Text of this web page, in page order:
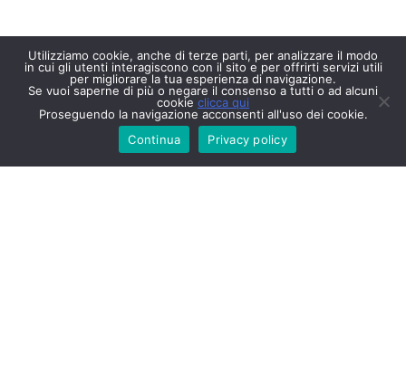
VALORI NUTRIZIONALI
(Valori medi per 100 ML)
207 kJ - 49 kcal
Utilizziamo cookie, anche di terze parti, per analizzare il modo
in cui gli utenti interagiscono con il sito e per offrirti servizi utili
per migliorare la tua esperienza di navigazione.
Se vuoi saperne di più o negare il consenso a tutti o ad alcuni
cookie clicca qui
Proseguendo la navigazione acconsenti all'uso dei cookie.
Continua
Privacy policy